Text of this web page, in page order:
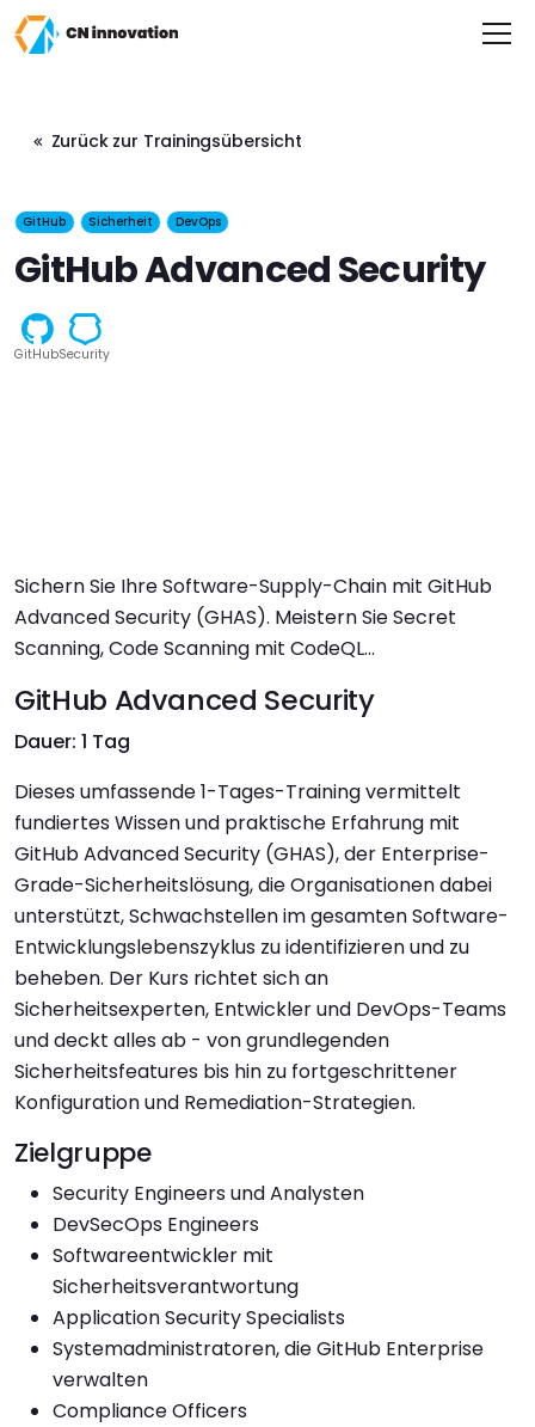
CN innovation
Zurück zur Trainingsübersicht
GitHub Sicherheit DevOps
GitHub Advanced Security
GitHubSecurity
Sichern Sie Ihre Software-Supply-Chain mit GitHub
Advanced Security (GHAS). Meistern Sie Secret
Scanning, Code Scanning mit CodeQL...
GitHub Advanced Security
Dauer: 1 Tag
Dieses umfassende 1-Tages-Training vermittelt
fundiertes Wissen und praktische Erfahrung mit
GitHub Advanced Security (GHAS), der Enterprise-
Grade-Sicherheitslösung, die Organisationen dabei
unterstützt, Schwachstellen im gesamten Software-
Entwicklungslebenszyklus zu identifizieren und zu
beheben. Der Kurs richtet sich an
Sicherheitsexperten, Entwickler und DevOps-Teams
und deckt alles ab - von grundlegenden
Sicherheitsfeatures bis hin zu fortgeschrittener
Konfiguration und Remediation-Strategien.
Zielgruppe
Security Engineers und Analysten
DevSecOps Engineers
Softwareentwickler mit
Sicherheitsverantwortung
Application Security Specialists
Systemadministratoren, die GitHub Enterprise
verwalten
Compliance Officers